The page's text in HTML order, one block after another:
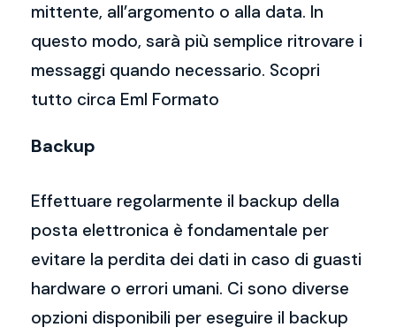
mittente, all’argomento o alla data. In
questo modo, sarà più semplice ritrovare i
messaggi quando necessario. Scopri
tutto circa Eml Formato
Backup
Effettuare regolarmente il backup della
posta elettronica è fondamentale per
evitare la perdita dei dati in caso di guasti
hardware o errori umani. Ci sono diverse
opzioni disponibili per eseguire il backup